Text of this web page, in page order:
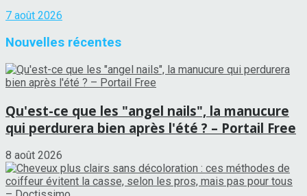
7 août 2026
Nouvelles récentes
Qu'est-ce que les "angel nails", la manucure
qui perdurera bien après l'été ? – Portail Free
8 août 2026